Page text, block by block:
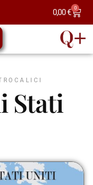
0,00€ 0
Stati